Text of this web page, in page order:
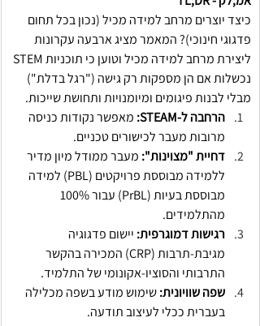
כיצד יוצרים מרחב למידה מכיל (נכון בכל תחום
פדגוגי חינוכי)? המאמר מציג ארבעה עקרונות
נכשלות אם הן מספקות רק גישה ("רגל בדלת")
מבלי לבנות פיגומים ומיומנויות ותחושת שייכות.
הרחבה ל-STEAM:
מאפשר נקודות כניסה
מרובות מעבר לכישורים טכניים.
דחיית "מצוינות": מעבר ממודל מיון מדיר
ללמידה מבוססת פרויקטים (PBL) למידה
מהתלמידים.
רגישות דמוגרפית: יישום פדגוגיה
מגיבת-תרבות (CRP) המכירה בהקשר
התרבותי והסוציו-אקונומי של התלמיד.
שפה שוויונית: שימוש מודע בשפה מכלילה
בעברית ככלי לעיצוב תודעה.